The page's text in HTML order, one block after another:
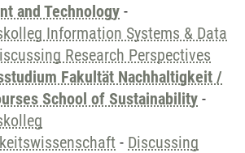
and Technology -
Information Systems & Data
Research Perspectives
Fakultät Nachhaltigkeit /
School of Sustainability -
- Discussing